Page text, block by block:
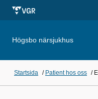
Högsbo närsjukhus
Startsida / Patient hos oss /